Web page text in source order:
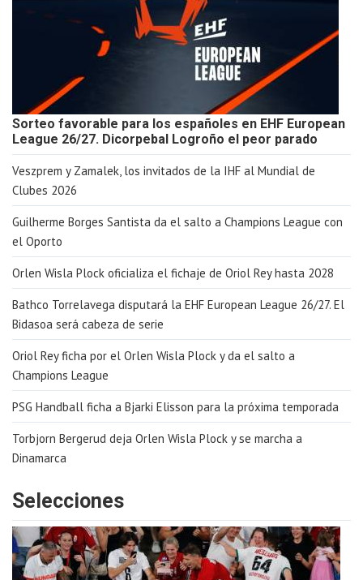
Sorteo favorable para los españoles en EHF European
League 26/27. Dicorpebal Logroño el peor parado
Veszprem y Zamalek, los invitados de la IHF al Mundial de
Clubes 2026
Guilherme Borges Santista da el salto a Champions League con
el Oporto
Orlen Wisla Plock oficializa el fichaje de Oriol Rey hasta 2028
Bathco Torrelavega disputará la EHF European League 26/27. El
Bidasoa será cabeza de serie
Oriol Rey ficha por el Orlen Wisla Plock y da el salto a
Champions League
PSG Handball ficha a Bjarki Elisson para la próxima temporada
Torbjorn Bergerud deja Orlen Wisla Plock y se marcha a
Dinamarca
Selecciones